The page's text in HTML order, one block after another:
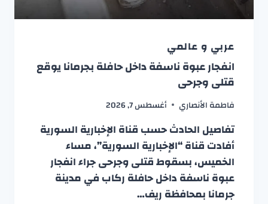
عربي و عالمي
انفجار عبوة ناسفة داخل حافلة بجرمانا يوقع
قتلى وجرحى
فاطمة الأنصاري أغسطس 7, 2026
تفاصيل الحادث حسب قناة الإخبارية السورية
أفادت قناة “الإخبارية السورية”، مساء
الخميس، بسقوط قتلى وجرحى جراء انفجار
عبوة ناسفة داخل حافلة ركاب في مدينة
جرمانا بمحافظة ريف…